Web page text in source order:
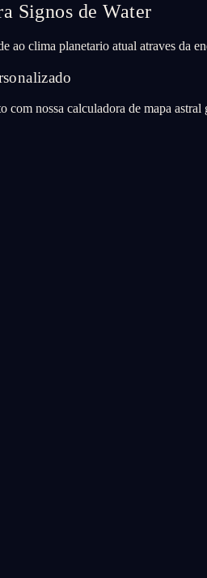
Signos de Water
ao clima planetario atual atraves da
com nossa calculadora de mapa